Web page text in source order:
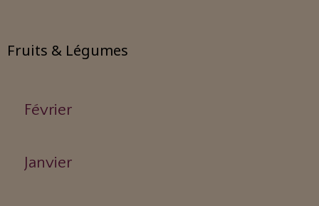
Fruits & Légumes
Février
Janvier